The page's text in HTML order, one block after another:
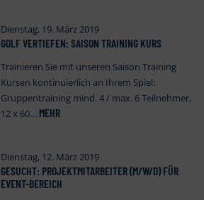
Dienstag, 19. März 2019
GOLF VERTIEFEN: SAISON TRAINING KURS
Trainieren Sie mit unseren Saison Training
Kursen kontinuierlich an Ihrem Spiel:
Gruppentraining mind. 4 / max. 6 Teilnehmer,
12 x 60… MEHR
Dienstag, 12. März 2019
GESUCHT: PROJEKTMITARBEITER (M/W/D) FÜR
EVENT-BEREICH